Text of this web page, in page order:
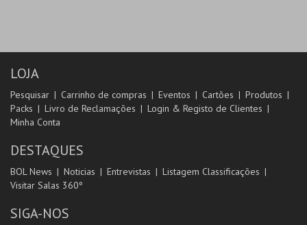
LOJA
Pesquisar Carrinho de compras Eventos Cartões
Produtos
Packs
Livro de Reclamações
Login & Registo de Clientes
Minha Conta
DESTAQUES
BOL News Noticias Entrevistas
Listagem Classificações
Visitar Salas 360º
SIGA-NOS